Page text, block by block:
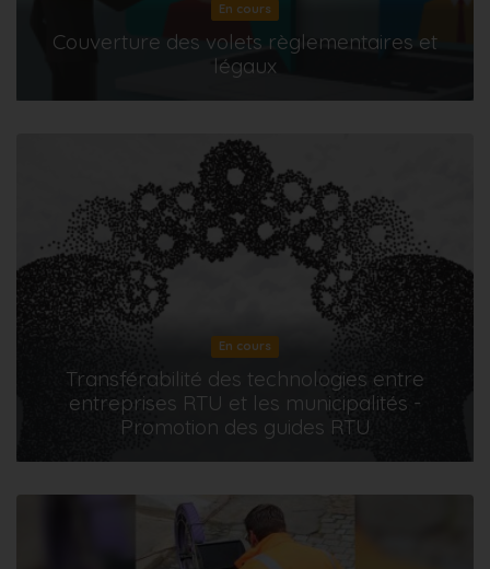
En cours
Couverture des volets règlementaires et
légaux
En cours
Transférabilité des technologies entre
entreprises RTU et les municipalités -
Promotion des guides RTU